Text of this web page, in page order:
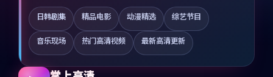
日韩剧集 精品电影 动漫精选 综艺节目
音乐现场 热门高清视频 最新高清更新